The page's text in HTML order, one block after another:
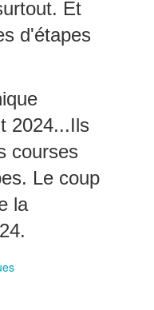
Et
d'étapes
2024...Ils
courses
Le coup
la
tant que membre
tour cycliste de
Martinique en 1971.
qui ont façonné
Paul Néror, il
les plus prometteurs
Marsot quitte
opportunités
1, ET OUVRE UN